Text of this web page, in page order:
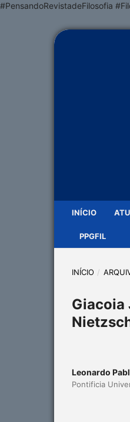
#PensandoRevistadeFilosofia
INÍCIO
PPGFIL
INÍCIO /
Giacoia
Leonardo
Pontificia